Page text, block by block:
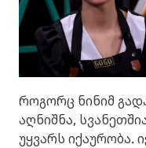
როგორც ნინიმ
აღნიშნა,
უყვარს იქაურობა.